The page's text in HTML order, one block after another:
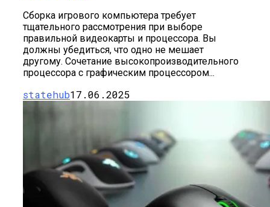
Сборка игрового компьютера требует
тщательного рассмотрения при выборе
правильной видеокарты и процессора. Вы
должны убедиться, что одно не мешает
другому. Сочетание высокопроизводительного
процессора с графическим процессором...
statehub17.06.2025